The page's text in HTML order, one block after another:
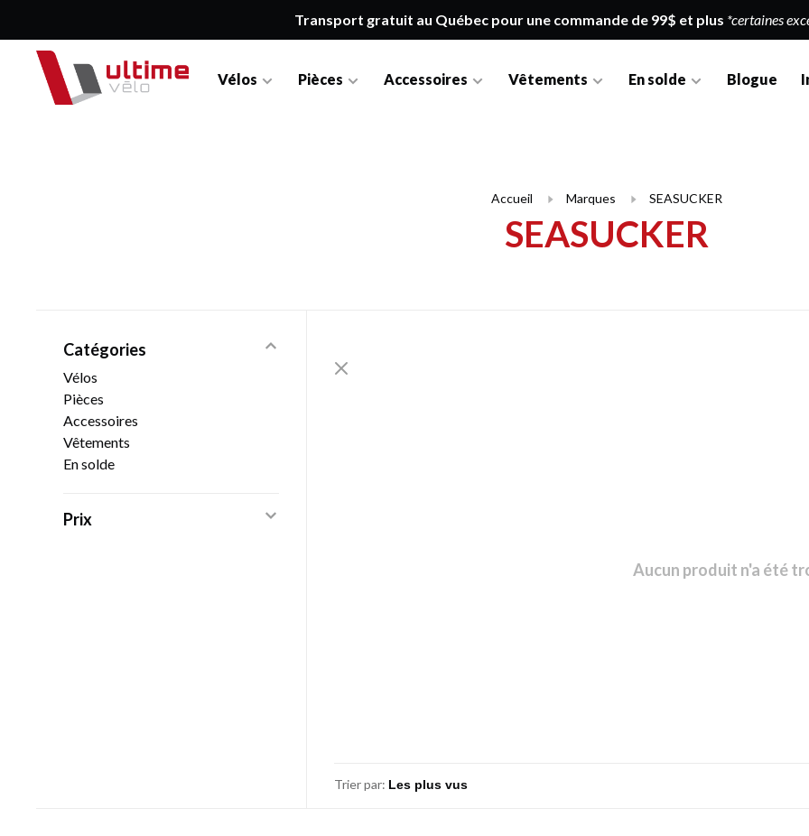
Transport gratuit au Québec pour une commande de 99$ et plus *certaines
Vélos Pièces Accessoires Vêtements En solde Blogue
Accueil Marques SEASUCKER
SEASUCKER
Catégories
Vélos
Pièces
Accessoires
Vêtements
En solde
Prix
Aucun produit n'a été
Trier par: